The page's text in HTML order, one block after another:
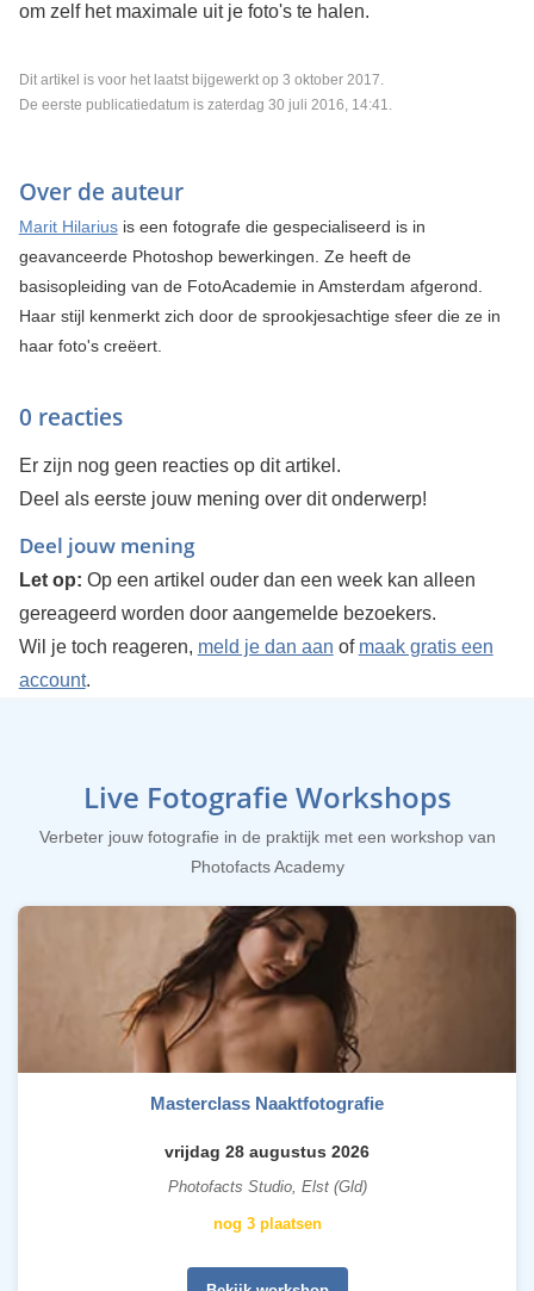
om zelf het maximale uit je foto's te halen.
Dit artikel is voor het laatst bijgewerkt op 3 oktober 2017.
De eerste publicatiedatum is zaterdag 30 juli 2016, 14:41.
Over de auteur
Marit Hilariusis een fotografe die gespecialiseerd is in
geavanceerde Photoshop bewerkingen. Ze heeft de
basisopleiding van de FotoAcademie in Amsterdam afgerond.
Haar stijl kenmerkt zich door de sprookjesachtige sfeer die ze in
haar foto's creëert.
0 reacties
Er zijn nog geen reacties op dit artikel.
Deel als eerste jouw mening over dit onderwerp!
Deel jouw mening
Let op: Op een artikel ouder dan een week kan alleen
gereageerd worden door aangemelde bezoekers.
Wil je toch reageren, meld je dan aan of maak gratis een
account.
Live Fotografie Workshops
Verbeter jouw fotografie in de praktijk met een workshop van
Photofacts Academy
Masterclass Naaktfotografie
vrijdag 28 augustus 2026
Photofacts Studio, Elst (Gld)
nog 3 plaatsen